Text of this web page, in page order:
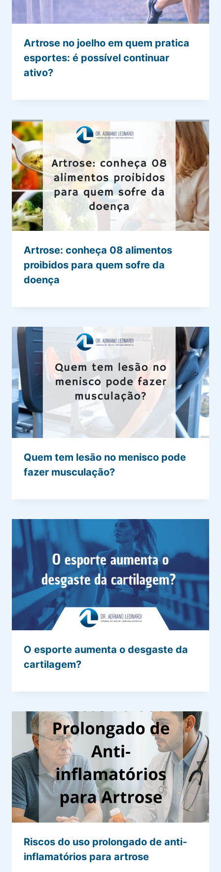
Artrose no joelho em quem pratica
esportes: é possível continuar
ativo?
Artrose: conheça 08 alimentos
proibidos para quem sofre da
doença
Quem tem lesão no menisco pode
fazer musculação?
O esporte aumenta o desgaste da
cartilagem?
Riscos do uso prolongado de anti-
inflamatórios para artrose